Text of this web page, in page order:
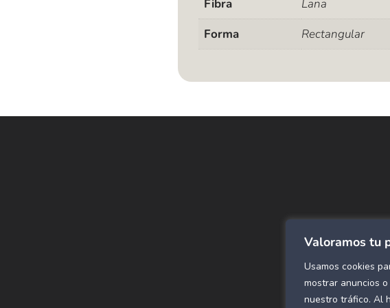
Valoramos tu
Usamos cookies
mostrar anuncios
nuestro tráfico. Al
Fibra
Lana
Forma
Rectangular
Revestimientos para
Alfombras
Paneles decorativos
Mármol Flex